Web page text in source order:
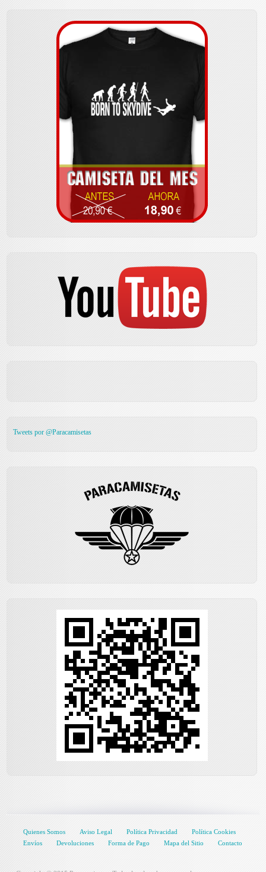
Tweets por @Paracamisetas
Quienes Somos Aviso Legal Política Privacidad
Política Cookies
Envíos
Devoluciones Forma de Pago Mapa del Sitio Contacto